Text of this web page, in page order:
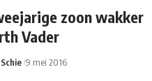
zoon wakker
Vader
9 mei 2016